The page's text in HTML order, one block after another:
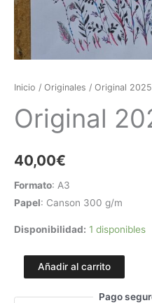
Inicio / Originales / Original
Original
40,00€
Formato: A3
Papel: Canson 300 g/m
Disponibilidad: 1 disponibles
Añadir al carrito
Pago